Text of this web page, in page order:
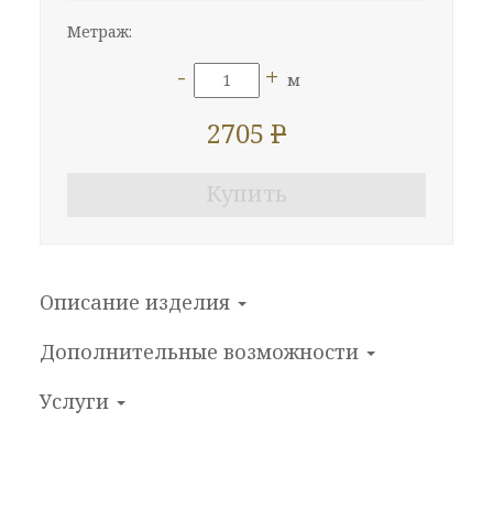
Метраж:
- + м
2705 P
Купить
Описание изделия
Дополнительные возможности
Услуги